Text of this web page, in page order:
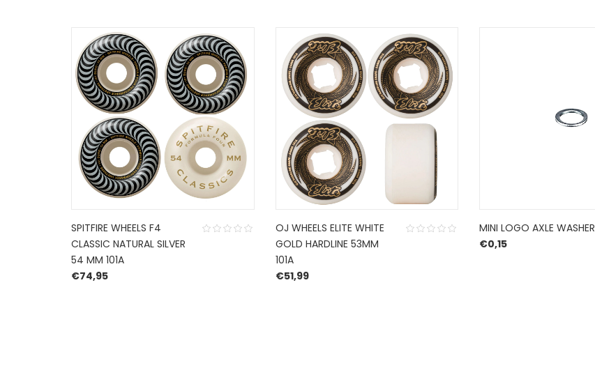
SPITFIRE WHEELS F4
CLASSIC NATURAL SILVER
54 MM 101A
€74,95
OJ WHEELS ELITE WHITE
GOLD HARDLINE 53MM
101A
€51,99
MINI LOGO AXLE WASHER
€0,15